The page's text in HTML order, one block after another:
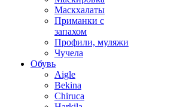
Маскхалаты
Приманки с
запахом
Профили, муляжи
Чучела
Обувь
Aigle
Bekina
Chiruсa